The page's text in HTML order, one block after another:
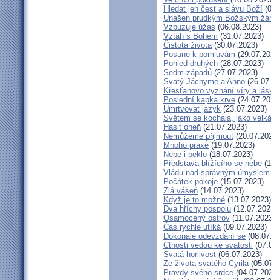
Hledat jen čest a slávu Boží
Unášen prudkým Božským
Vzbuzuje úžas (06.08.2023)
Vztah s Bohem (31.07.2023)
Čistota života(30.07.2023)
Posune k pomluvám
Pohled druhých (28.07.2023)
Sedm západů (27.07.2023)
Svatý Jáchyme a Anno
Křesťanovo vyznání víry a
Poslední kapka krve
Umrtvovat jazyk (23.07.2023)
Světem se kochala, jako
Hasit oheň (21.07.2023)
Nemůžeme přijmout
Mnoho praxe (19.07.2023)
Nebe i peklo (18.07.2023)
Představa blížícího se nebe
Vládu nad správným úmyslem
Počátek pokoje (15.07.2023)
Zlá vášeň (14.07.2023)
Když je to možné (13.07.2023)
Dva hříchy pospolu
Osamocený ostrov
Čas rychle utíká(09.07.2023)
Dokonalé odevzdání se
Ctnosti vedou ke svatosti
Svatá horlivost (06.07.2023)
Ze života svatého Cyrila
Pravdy svého srdce